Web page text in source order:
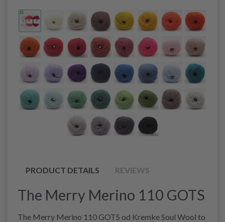
PRODUCT DETAILS REVIEWS
The Merry Merino 110 GOTS
The Merry Merino 110 GOTS od Kremke Soul Wool to